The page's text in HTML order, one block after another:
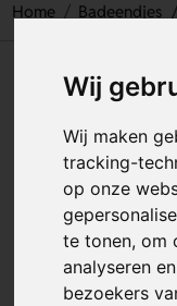
Wij
Wij maken
tracking-
op onze
te tonen, om
analyseren
bezoekers
Home Badeendjes
Zuster